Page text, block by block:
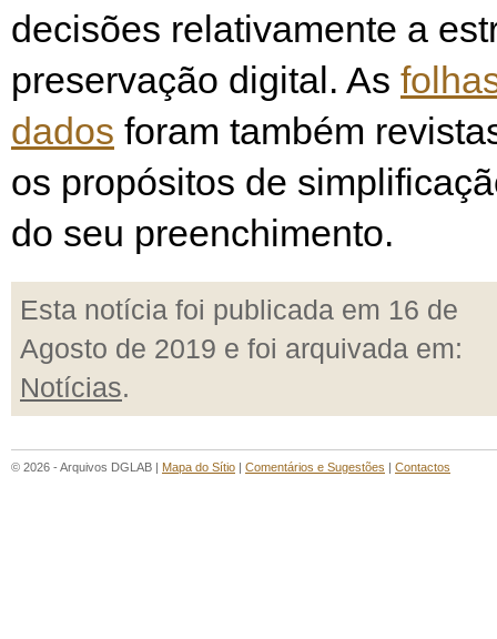
decisões relativamente a
preservação digital. As
dados foram também
os propósitos de
do seu preenchimento.
Esta notícia foi publicada em 16 de
Agosto de 2019 e foi arquivada em:
Notícias.
© 2026 - Arquivos DGLAB | Mapa do Sítio | Comentários e Sugestões | Contactos